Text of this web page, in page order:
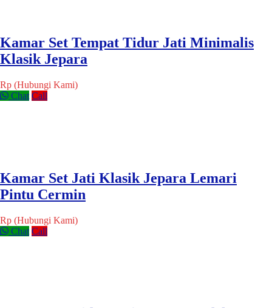
Kamar Set Tempat Tidur Jati Minimalis
Klasik Jepara
Rp (Hubungi Kami)
Chat Call
Kamar Set Jati Klasik Jepara Lemari
Pintu Cermin
Rp (Hubungi Kami)
Chat Call